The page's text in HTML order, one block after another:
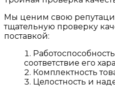
Мы ценим свою
тщательную проверку
поставкой:
соответствие его
Комплектность
Целостность и